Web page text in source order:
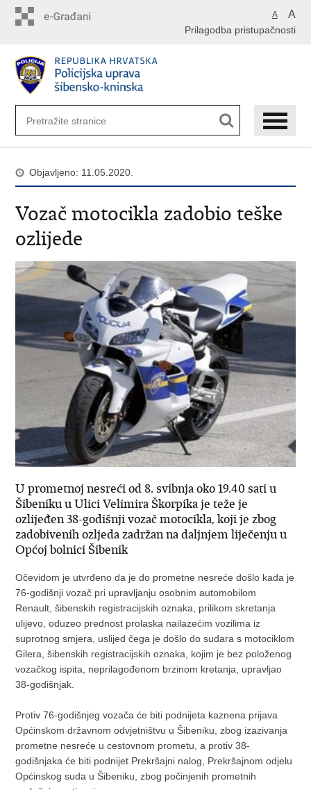
A A
Prilagodba pristupačnosti
Objavljeno: 11.05.2020.
Vozač motocikla zadobio teške
ozlijede
U prometnoj nesreći od 8. svibnja oko 19.40 sati u
Šibeniku u Ulici Velimira Škorpika je teže je
ozlijeđen 38-godišnji vozač motocikla, koji je zbog
zadobivenih ozljeda zadržan na daljnjem liječenju u
Općoj bolnici Šibenik
Očevidom je utvrđeno da je do prometne nesreće došlo kada je
76-godišnji vozač pri upravljanju osobnim automobilom
Renault, šibenskih registracijskih oznaka, prilikom skretanja
ulijevo, oduzeo prednost prolaska nailazećim vozilima iz
suprotnog smjera, uslijed čega je došlo do sudara s motociklom
Gilera, šibenskih registracijskih oznaka, kojim je bez položenog
vozačkog ispita, neprilagođenom brzinom kretanja, upravljao
38-godišnjak.
Protiv 76-godišnjeg vozača će biti podnijeta kaznena prijava
Općinskom državnom odvjetništvu u Šibeniku, zbog izazivanja
prometne nesreće u cestovnom prometu, a protiv 38-
godišnjaka će biti podnijet Prekršajni nalog, Prekršajnom odjelu
Općinskog suda u Šibeniku, zbog počinjenih prometnih